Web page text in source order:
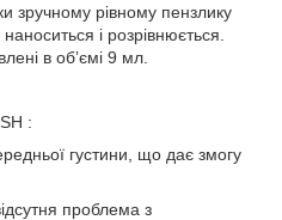
зручному рівному пензлику
і розрівнюється.
в обʼємі 9 мл.
:
густини, що дає змогу
проблема з